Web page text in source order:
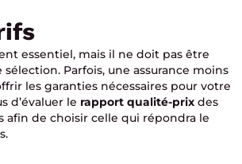
essentiel, mais il ne doit pas être
Parfois, une assurance moins
les garanties nécessaires pour votre
d’évaluer le rapport qualité-prix des
afin de choisir celle qui répondra le